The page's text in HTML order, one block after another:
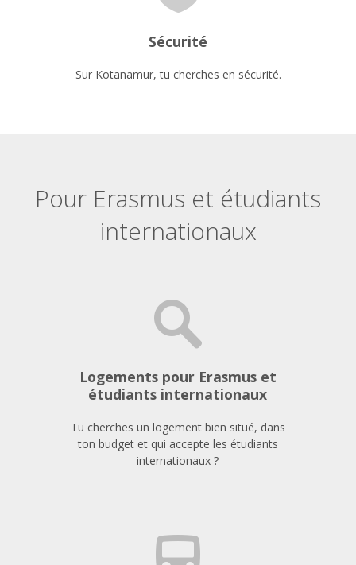
Sécurité
Sur Kotanamur, tu cherches en sécurité.
Pour Erasmus et étudiants
internationaux
Logements pour Erasmus et
étudiants internationaux
Tu cherches un logement bien situé, dans
ton budget et qui accepte les étudiants
internationaux ?